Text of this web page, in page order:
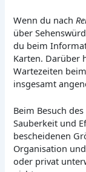
Wenn du nach
über
du beim
Karten. Darüber
Wartezeiten
insgesamt
Beim Besuch
Sauberkeit und
bescheidenen
Organisation
oder privat